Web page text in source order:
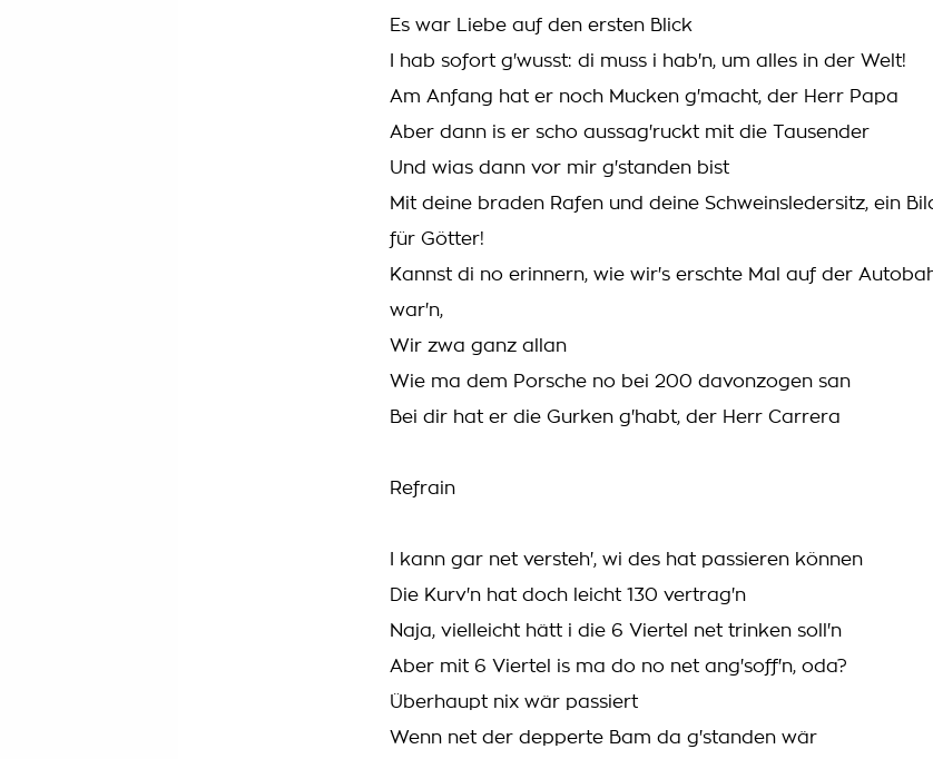
Es war Liebe auf den ersten Blick
I hab sofort g'wusst: di muss i hab'n, um alles in der Welt!
Am Anfang hat er noch Mucken g'macht, der Herr Papa
Aber dann is er scho aussag'ruckt mit die Tausender
Und wias dann vor mir g'standen bist
Mit deine braden Rafen und deine Schweinsledersitz, ein
für Götter!
Kannst di no erinnern, wie wir's erschte Mal auf der
war'n,
Wir zwa ganz allan
Wie ma dem Porsche no bei 200 davonzogen san
Bei dir hat er die Gurken g'habt, der Herr Carrera
Refrain
I kann gar net versteh', wi des hat passieren können
Die Kurv'n hat doch leicht 130 vertrag'n
Naja, vielleicht hätt i die 6 Viertel net trinken soll'n
Aber mit 6 Viertel is ma do no net ang'soff'n, oda?
Überhaupt nix wär passiert
Wenn net der depperte Bam da g'standen wär